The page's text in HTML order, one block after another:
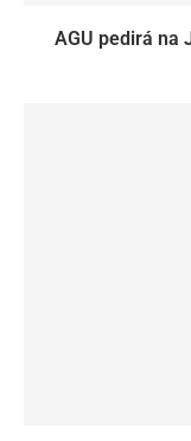
AGU pedirá na